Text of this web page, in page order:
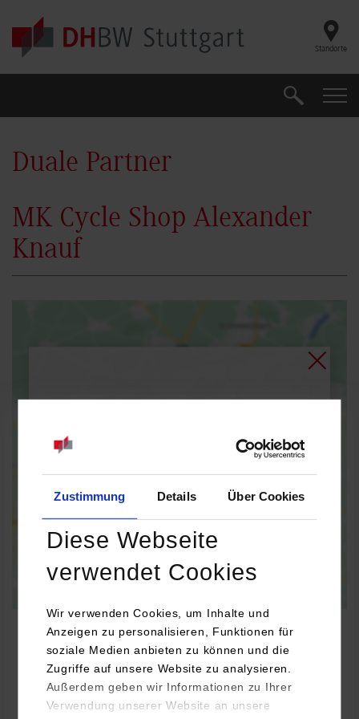
Zustimmung Details Über Cookies
Diese Webseite
verwendet Cookies
Wir verwenden Cookies, um Inhalte und
Anzeigen zu personalisieren, Funktionen für
soziale Medien anbieten zu können und die
Zugriffe auf unsere Website zu analysieren.
Außerdem geben wir Informationen zu Ihrer
Verwendung unserer Website an unsere
Skip to main content
Standorte
Suche
Duale Partner
MK Cycle Shop Alexander
Knauf
Datenschutz
BWL-Handel